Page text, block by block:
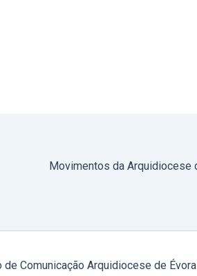
Comunicação Arquidiocese de Évora